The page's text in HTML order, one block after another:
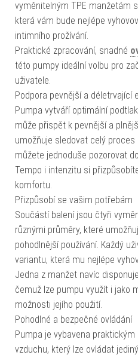
vyměnitelným TPE manžetám
která vám bude nejlépe
intimního prožívání.
Praktické zpracování, snadné
této pumpy ideální volbu pro
uživatele.
Podpora pevnější a déletrvající
Pumpa vytváří optimální
může přispět k pevnější a
umožňuje sledovat celý
můžete jednoduše pozorovat
Tempo i intenzitu si
komfortu.
Přizpůsobí se vašim potřebám
Součástí balení jsou čtyři
různými průměry, které
pohodlnější používání. Každý
variantu, která mu nejlépe
Jedna z manžet navíc
čemuž lze pumpu využít i jako
možnosti jejího použití.
Pohodlné a bezpečné ovládání
Pumpa je vybavena
vzduchu, který lze ovládat